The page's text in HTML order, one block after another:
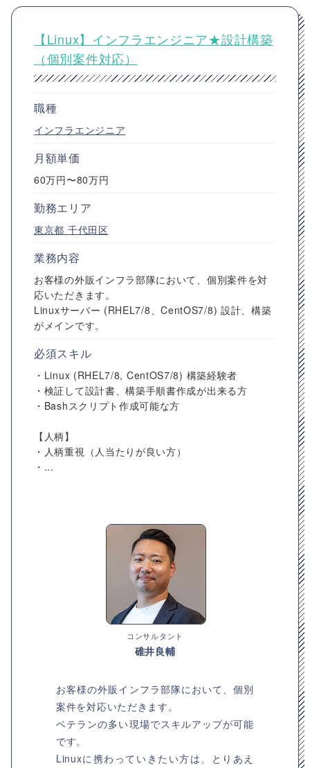
【Linux】インフラエンジニア★設計構築
（個別案件対応）
職種
インフラエンジニア
月額単価
60万円〜80万円
勤務エリア
東京都 千代田区
業務内容
お客様の外販インフラ部隊において、個別案件を対
応いただきます。
Linuxサーバー (RHEL7/8、CentOS7/8) 設計、構築
がメインです。
必須スキル
・Linux (RHEL7/8, CentOS7/8) 構築経験者
・検証して設計書、構築手順書作成が出来る方
・Bashスクリプト作成可能な方
【人柄】
・人柄重視（人当たりが良い方）
・...
コンサルタント
碓井良輔
お客様の外販インフラ部隊において、個別
案件を対応いただきます。
ベテランの多い現場でスキルアップが可能
です。
Linuxに携わっていきたい方は、とりあえ